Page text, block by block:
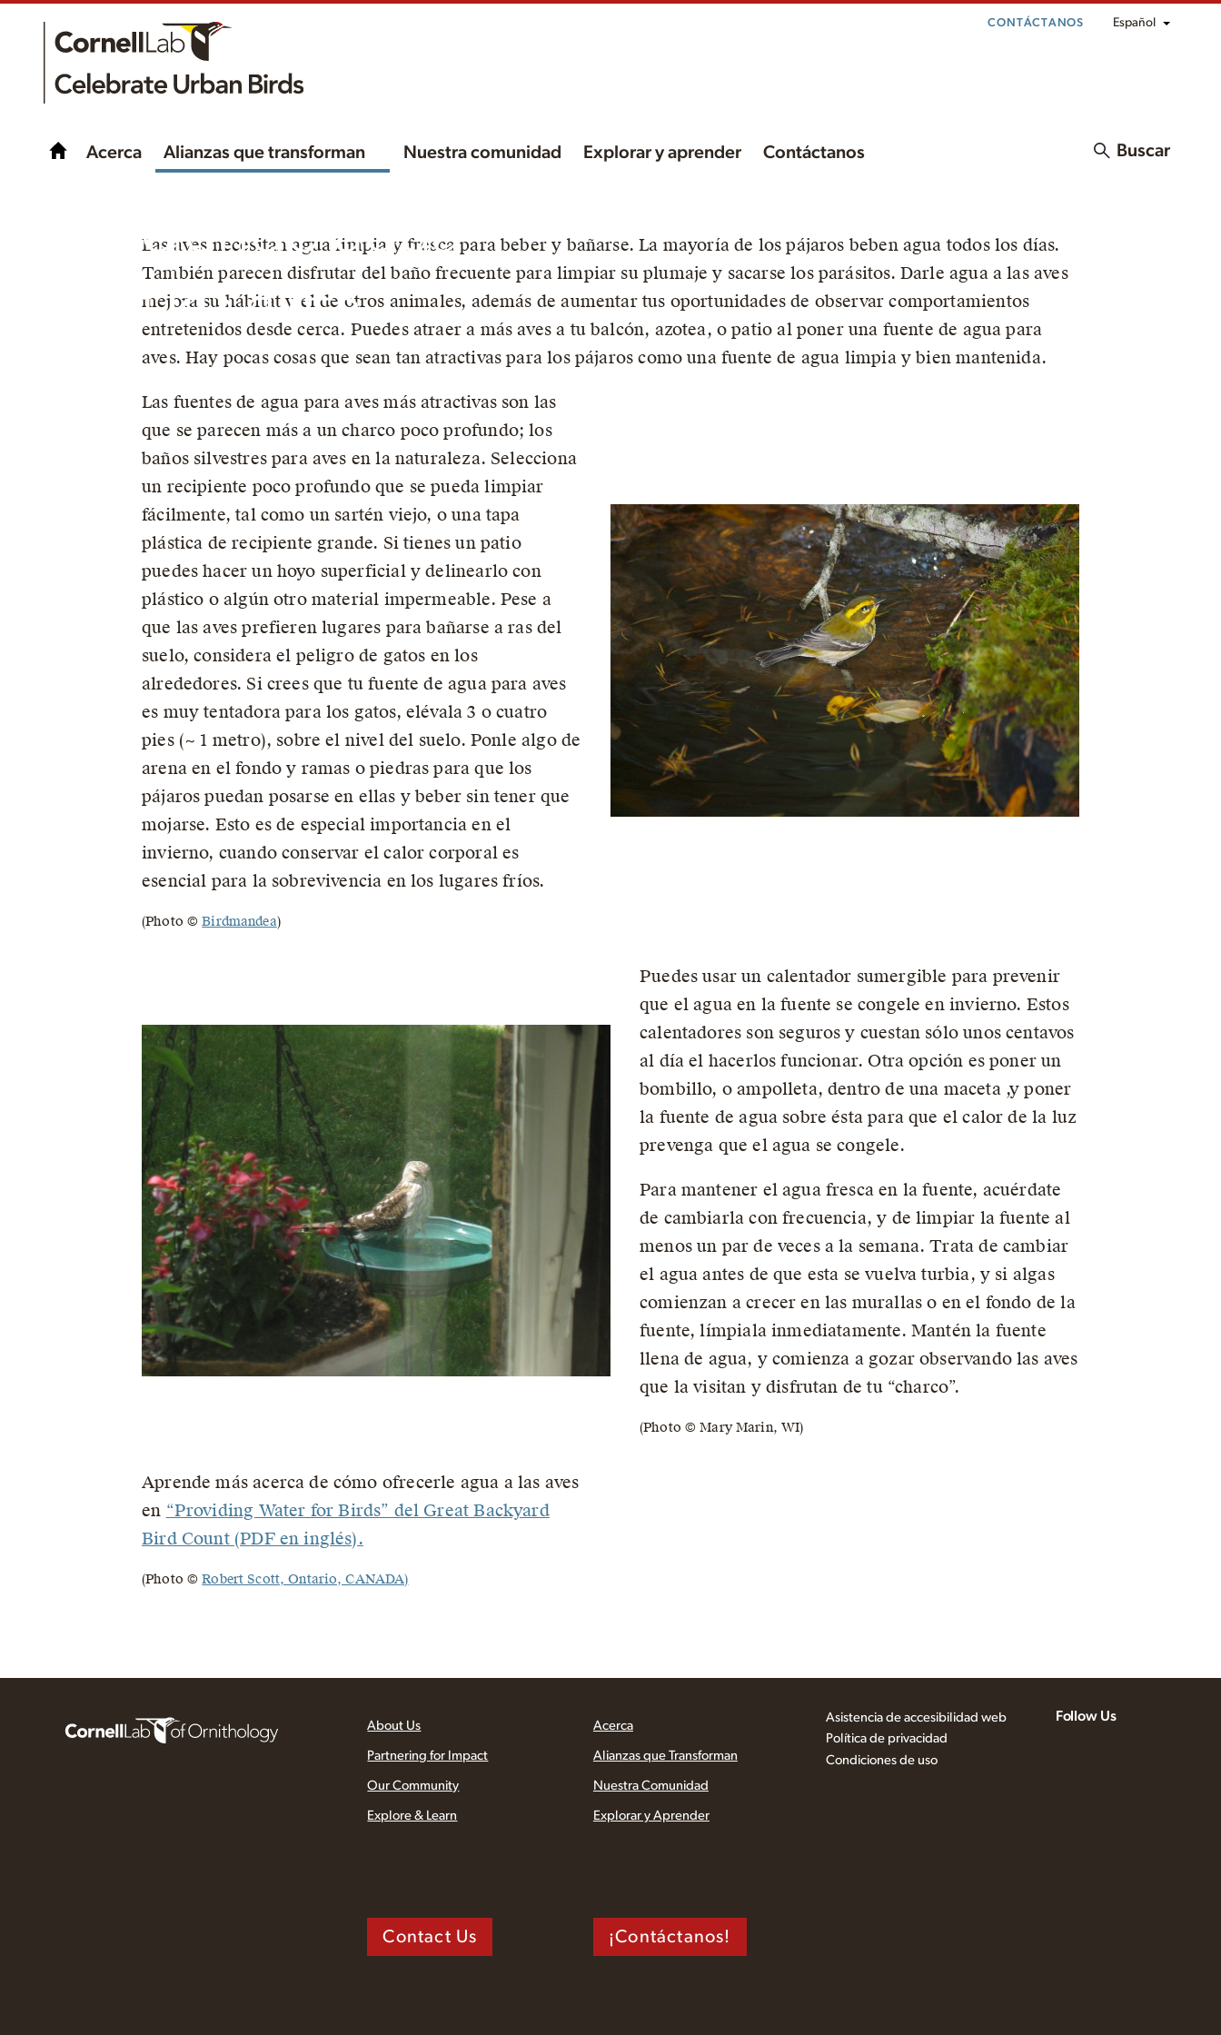
CONTÁCTANOS Español
Acerca Alianzas que transforman Nuestra comunidad Explorar y aprender Contáctanos Buscar
Ofreciendo agua
a las aves
Las aves necesitan agua limpia y fresca para beber y bañarse. La mayoría de los pájaros beben agua todos los días.
También parecen disfrutar del baño frecuente para limpiar su plumaje y sacarse los parásitos. Darle agua a las aves
mejora su hábitat y el de otros animales, además de aumentar tus oportunidades de observar comportamientos
entretenidos desde cerca. Puedes atraer a más aves a tu balcón, azotea, o patio al poner una fuente de agua para
aves. Hay pocas cosas que sean tan atractivas para los pájaros como una fuente de agua limpia y bien mantenida.
Las fuentes de agua para aves más atractivas son las
que se parecen más a un charco poco profundo; los
baños silvestres para aves en la naturaleza. Selecciona
un recipiente poco profundo que se pueda limpiar
fácilmente, tal como un sartén viejo, o una tapa
plástica de recipiente grande. Si tienes un patio
puedes hacer un hoyo superficial y delinearlo con
plástico o algún otro material impermeable. Pese a
que las aves prefieren lugares para bañarse a ras del
suelo, considera el peligro de gatos en los
alrededores. Si crees que tu fuente de agua para aves
es muy tentadora para los gatos, elévala 3 o cuatro
pies (~ 1 metro), sobre el nivel del suelo. Ponle algo de
arena en el fondo y ramas o piedras para que los
pájaros puedan posarse en ellas y beber sin tener que
mojarse. Esto es de especial importancia en el
invierno, cuando conservar el calor corporal es
esencial para la sobrevivencia en los lugares fríos.
(Photo ©Birdmandea)
Puedes usar un calentador sumergible para prevenir
que el agua en la fuente se congele en invierno. Estos
calentadores son seguros y cuestan sólo unos centavos
al día el hacerlos funcionar. Otra opción es poner un
bombillo, o ampolleta, dentro de una maceta ,y poner
la fuente de agua sobre ésta para que el calor de la luz
prevenga que el agua se congele.
Para mantener el agua fresca en la fuente, acuérdate
de cambiarla con frecuencia, y de limpiar la fuente al
menos un par de veces a la semana. Trata de cambiar
el agua antes de que esta se vuelva turbia, y si algas
comienzan a crecer en las murallas o en el fondo de la
fuente, límpiala inmediatamente. Mantén la fuente
llena de agua, y comienza a gozar observando las aves
que la visitan y disfrutan de tu “charco”.
(Photo © Mary Marin, WI)
Aprende más acerca de cómo ofrecerle agua a las aves
en “Providing Water for Birds” del Great Backyard
Bird Count (PDF en inglés).
(Photo ©Robert Scott, Ontario, CANADA)
About Us
Partnering for Impact
Our Community
Explore & Learn
Contact Us
Acerca
Alianzas que Transforman
Nuestra Comunidad
Explorar y Aprender
¡Contáctanos!
Asistencia de accesibilidad web
Política de privacidad
Condiciones de uso
Follow Us